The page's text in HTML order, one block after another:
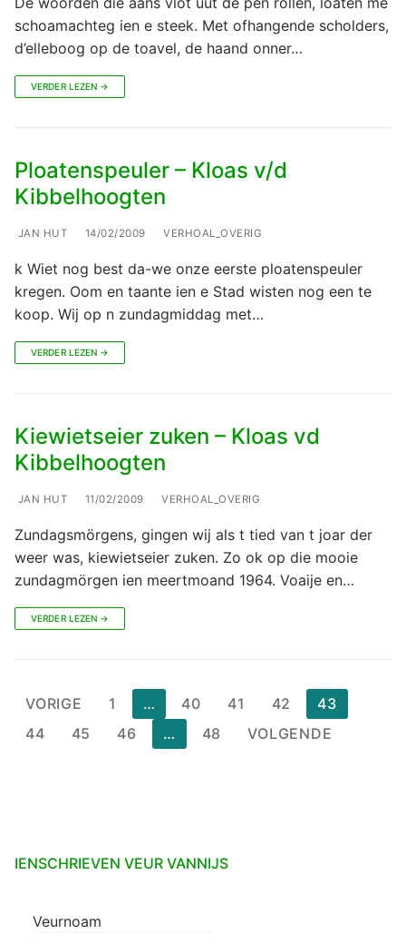
schoamachteg ien e steek. Met ofhangende scholders,
d’elleboog op de toavel, de haand onner…
VERDER LEZEN →
Ploatenspeuler – Kloas v/d
Kibbelhoogten
JAN HUT 14/02/2009 VERHOAL_OVERIG
k Wiet nog best da-we onze eerste ploatenspeuler
kregen. Oom en taante ien e Stad wisten nog een te
koop. Wij op n zundagmiddag met…
VERDER LEZEN →
Kiewietseier zuken – Kloas vd
Kibbelhoogten
JAN HUT 11/02/2009 VERHOAL_OVERIG
Zundagsmörgens, gingen wij als t tied van t joar der
weer was, kiewietseier zuken. Zo ok op die mooie
zundagmörgen ien meertmoand 1964. Voaije en…
VERDER LEZEN →
Berichten
paginering
VORIGE 1 … 40 41 42
43
44
45 46 … 48 VOLGENDE
IENSCHRIEVEN VEUR VANNIJS
Veurnoam